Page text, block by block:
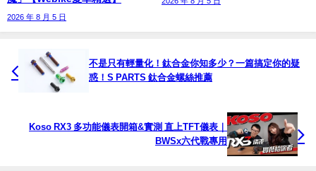
2026 年 8 月 5 日
不是只有輕量化！鈦合金你知多少？一篇搞定你的疑
惑！S PARTS 鈦合金螺絲推薦
Koso RX3 多功能儀表開箱&實測 直上TFT儀表｜
BWSx六代戰專用